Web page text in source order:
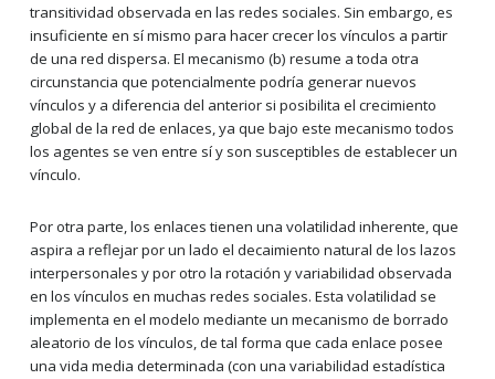
transitividad observada en las redes sociales. Sin embargo, es
insuficiente en sí mismo para hacer crecer los vínculos a partir
de una red dispersa. El mecanismo (b) resume a toda otra
circunstancia que potencialmente podría generar nuevos
vínculos y a diferencia del anterior si posibilita el crecimiento
global de la red de enlaces, ya que bajo este mecanismo todos
los agentes se ven entre sí y son susceptibles de establecer un
vínculo.
Por otra parte, los enlaces tienen una volatilidad inherente, que
aspira a reflejar por un lado el decaimiento natural de los lazos
interpersonales y por otro la rotación y variabilidad observada
en los vínculos en muchas redes sociales. Esta volatilidad se
implementa en el modelo mediante un mecanismo de borrado
aleatorio de los vínculos, de tal forma que cada enlace posee
una vida media determinada (con una variabilidad estadística